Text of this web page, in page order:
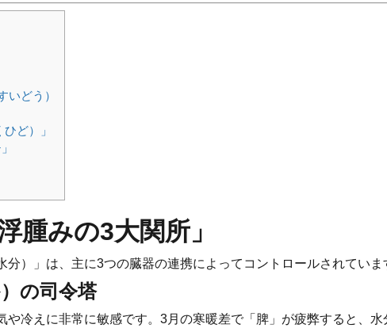
いどう）
ど）」
腫みの3大関所」
）」は、主に3つの臓器の連携によってコントロールされていま
の司令塔
や冷えに非常に敏感です。3月の寒暖差で「脾」が疲弊すると、水